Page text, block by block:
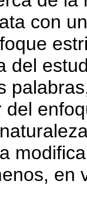
con
del
en